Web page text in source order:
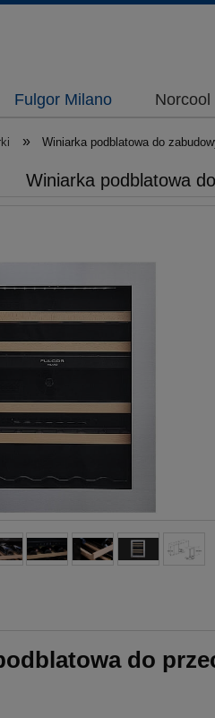
Fulgor Milano Norcool
» Winiarka podblatowa do
Winiarka podblatowa
do